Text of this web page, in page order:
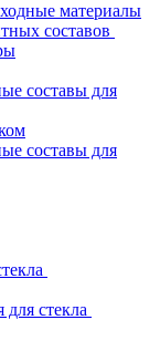
материалы
составов
составы для
составы для
для стекла